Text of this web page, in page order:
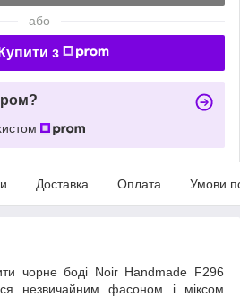
або
Купити з
Доставка Оплата Умови
чорне боді Noir Handmade F296
незвичайним фасоном і міксом